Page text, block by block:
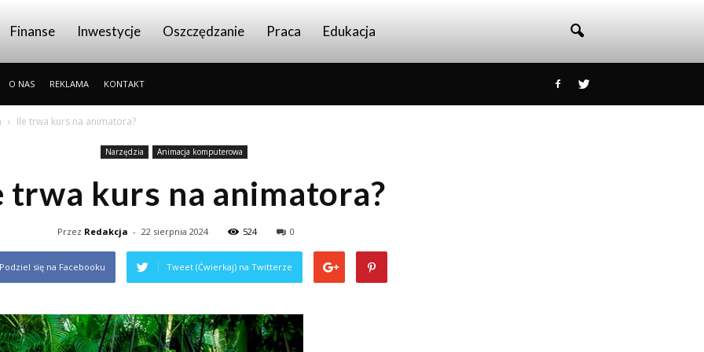
Finanse Inwestycje Oszczędzanie Praca Edukacja
O NAS REKLAMA KONTAKT
Ile trwa kurs na animatora?
Narzędzia Animacja komputerowa
trwa kurs na animatora?
Przez Redakcja - 22 sierpnia 2024 524 0
Podziel się na Facebooku Tweet (Ćwierkaj) na Twitterze